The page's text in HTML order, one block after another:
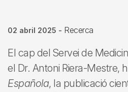
02 abril 2025 - Recerca
El cap del Servei de
el Dr. Antoni Riera-Mestre,
Española, la publicació